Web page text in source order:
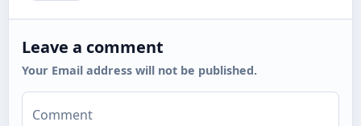
Leave a comment
Your Email address will not be published.
Comment